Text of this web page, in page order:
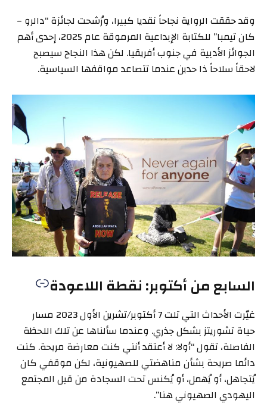
وقد حققت الرواية نجاحاً نقديا كبيرا، ورُشحت لجائزة “دالرو –
كان تيمبا” للكتابة الإبداعية المرموقة عام 2025، إحدى أهم
الجوائز الأدبية في جنوب أفريقيا. لكن هذا النجاح سيصبح
لاحقاً سلاحاً ذا حدين عندما تتصاعد مواقفها السياسية.
السابع من أكتوبر: نقطة اللاعودة
غيّرت الأحداث التي تلت 7 أكتوبر/تشرين الأول 2023 مسار
حياة تشوريتز بشكل جذري. وعندما سألناها عن تلك اللحظة
الفاصلة، تقول “أولا: لا أعتقد أنني كنت معارضة مريحة. كنت
دائما صريحة بشأن مناهضتي للصهيونية، لكن موقفي كان
يُتجاهل، أو يُهمل، أو يُكنس تحت السجادة من قبل المجتمع
اليهودي الصهيوني هنا”.